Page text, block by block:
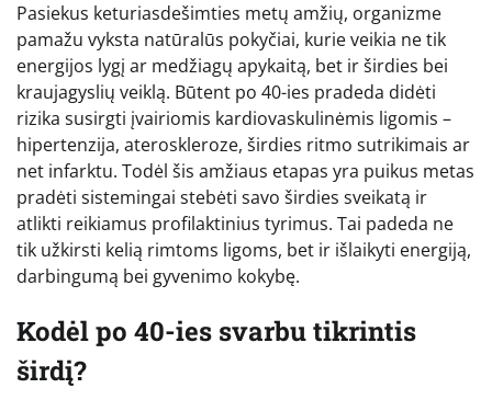
Pasiekus keturiasdešimties metų amžių, organizme
pamažu vyksta natūralūs pokyčiai, kurie veikia ne tik
energijos lygį ar medžiagų apykaitą, bet ir širdies bei
kraujagyslių veiklą. Būtent po 40-ies pradeda didėti
rizika susirgti įvairiomis kardiovaskulinėmis ligomis –
hipertenzija, ateroskleroze, širdies ritmo sutrikimais ar
net infarktu. Todėl šis amžiaus etapas yra puikus metas
pradėti sistemingai stebėti savo širdies sveikatą ir
atlikti reikiamus profilaktinius tyrimus. Tai padeda ne
tik užkirsti kelią rimtoms ligoms, bet ir išlaikyti energiją,
darbingumą bei gyvenimo kokybę.
Kodėl po 40-ies svarbu tikrintis
širdį?